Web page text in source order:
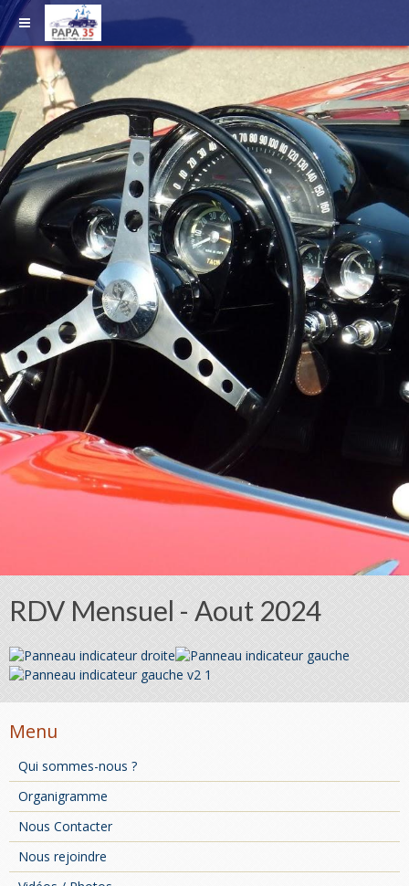
RDV Mensuel - Aout 2024
Menu
Qui sommes-nous ?
Organigramme
Nous Contacter
Nous rejoindre